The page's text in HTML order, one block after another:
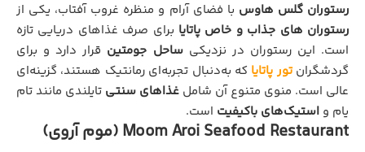
رستوران گلس هاوس با فضای آرام و منظره غروب آفتاب، یکی از
رستوران‌ های جذاب و خاص پاتایا برای صرف غذاهای دریایی تازه
است. این رستوران در نزدیکیساحل جومتین قرار دارد و برای
گردشگرانتور پاتایا که به‌دنبال تجربه‌ای رمانتیک هستند، گزینه‌ای
عالی است. منوی متنوع آن شامل غذاهای سنتی تایلندی مانند تام
یام و استیک‌های باکیفیت است.
Moom Aroi Seafood Restaurant (موم آروی)